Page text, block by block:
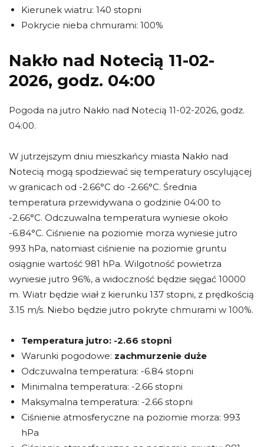
Kierunek wiatru: 140 stopni
Pokrycie nieba chmurami: 100%
Nakło nad Notecią 11-02-
2026, godz. 04:00
Pogoda na jutro Nakło nad Notecią 11-02-2026, godz.
04:00.
W jutrzejszym dniu mieszkańcy miasta Nakło nad
Notecią mogą spodziewać się temperatury oscylującej
w granicach od -2.66°C do -2.66°C. Średnia
temperatura przewidywana o godzinie 04:00 to
-2.66°C. Odczuwalna temperatura wyniesie około
-6.84°C. Ciśnienie na poziomie morza wyniesie jutro
993 hPa, natomiast ciśnienie na poziomie gruntu
osiągnie wartość 981 hPa. Wilgotność powietrza
wyniesie jutro 96%, a widoczność będzie sięgać 10000
m. Wiatr będzie wiał z kierunku 137 stopni, z prędkością
3.15 m/s. Niebo będzie jutro pokryte chmurami w 100%.
Temperatura jutro: -2.66 stopni
Warunki pogodowe: zachmurzenie duże
Odczuwalna temperatura: -6.84 stopni
Minimalna temperatura: -2.66 stopni
Maksymalna temperatura: -2.66 stopni
Ciśnienie atmosferyczne na poziomie morza: 993
hPa